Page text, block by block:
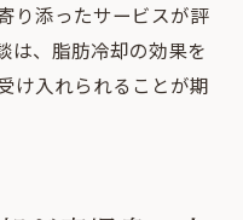
り添ったサービスが評
は、脂肪冷却の効果を
け入れられることが期